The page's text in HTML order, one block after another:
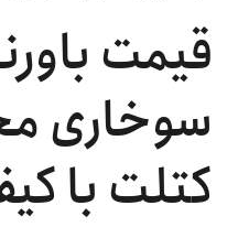
قیمت
سوخاری
کتلت با